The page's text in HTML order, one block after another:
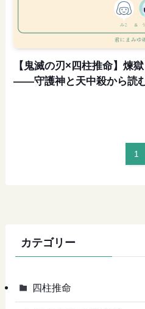
【鬼滅の刃×四柱推命】煉
——守護神と天中殺から読
1
カテゴリー
四柱推命